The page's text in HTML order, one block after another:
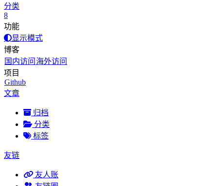
分类
8
功能
显示模式
博客
国内访问 海外访问
项目
Github
文章
归档
分类
标签
友链
友人账